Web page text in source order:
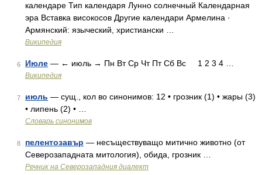
календаре Тип календаря Лунно солнечный Календарная
эра Вставка високосов Другие календари Армелина ·
Армянский: языческий, христиански …
Википедия
6 Июле — ← июль → Пн Вт Ср Чт Пт Сб Вс 1 2 3 4 …
Википедия
7 июль — сущ., кол во синонимов: 12 • грозник (1) • жары (3)
• липень (2) • …
Словарь синонимов
8 пелентозавър — несъществуващо митично животно (от
Северозападната митология), обида, грозник …
Речник на Северозападния диалект